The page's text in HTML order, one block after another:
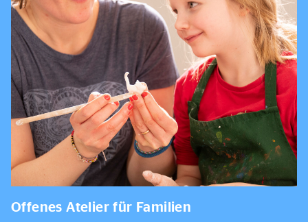
Offenes Atelier für Familien